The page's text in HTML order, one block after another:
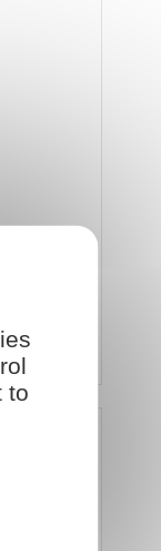
Mikhaël
Peter
carrello
to